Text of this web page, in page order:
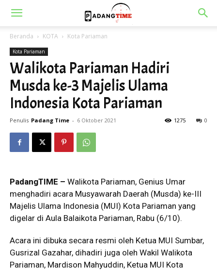
Beranda KOTA Kota Pariaman
Kota Pariaman
Walikota Pariaman Hadiri
Musda ke-3 Majelis Ulama
Indonesia Kota Pariaman
Penulis Padang Time - 6 Oktober 2021 0
1275
PadangTIME – Walikota Pariaman, Genius Umar
menghadiri acara Musyawarah Daerah (Musda) ke-III
Majelis Ulama Indonesia (MUI) Kota Pariaman yang
digelar di Aula Balaikota Pariaman, Rabu (6/10).
Acara ini dibuka secara resmi oleh Ketua MUI Sumbar,
Gusrizal Gazahar, dihadiri juga oleh Wakil Walikota
Pariaman, Mardison Mahyuddin, Ketua MUI Kota